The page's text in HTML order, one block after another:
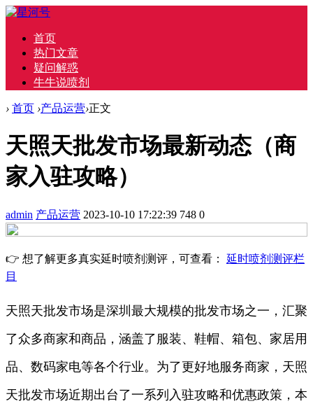
首页
热门文章
疑问解惑
牛牛说喷剂
› 首页 ›产品运营›正文
天照天批发市场最新动态（商
家入驻攻略）
admin 产品运营 2023-10-10 17:22:39 748 0
👉 想了解更多真实延时喷剂测评，可查看： 延时喷剂测评栏
目
天照天批发市场是深圳最大规模的批发市场之一，汇聚
了众多商家和商品，涵盖了服装、鞋帽、箱包、家居用
品、数码家电等各个行业。为了更好地服务商家，天照
天批发市场近期出台了一系列入驻攻略和优惠政策，本